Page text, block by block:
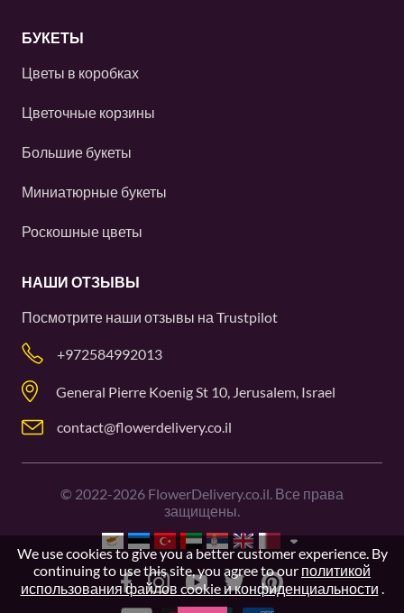
БУКЕТЫ
Цветы в коробках
Цветочные корзины
Большие букеты
Миниатюрные букеты
Роскошные цветы
НАШИ ОТЗЫВЫ
Посмотрите наши отзывы на Trustpilot
+972584992013
General Pierre Koenig St 10, Jerusalem, Israel
contact@flowerdelivery.co.il
© 2022-2026 FlowerDelivery.co.il. Все права
защищены.
We use cookies to give you a better customer experience. By
continuing to use this site, you agree to our политикой
использования файлов cookie и конфиденциальности .